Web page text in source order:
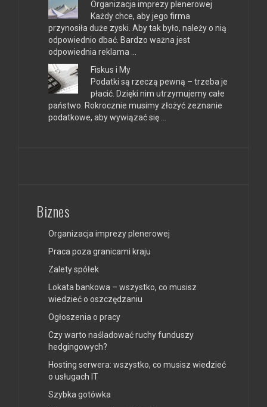
Organizacja imprezy plenerowej
Każdy chce, aby jego firma
przynosiła duże zyski. Aby tak było, należy o nią
odpowiednio dbać. Bardzo ważna jest
odpowiednia reklama …
Fiskus i My
Podatki są rzeczą pewną – trzeba je
płacić. Dzięki nim utrzymujemy całe
państwo. Rokrocznie musimy złożyć zeznanie
podatkowe, aby wywiązać się …
Biznes
Organizacja imprezy plenerowej
Praca poza granicami kraju
Zalety spółek
Lokata bankowa – wszystko, co musisz
wiedzieć o oszczędzaniu
Ogłoszenia o pracy
Czy warto naśladować ruchy funduszy
hedgingowych?
Hosting serwera: wszystko, co musisz wiedzieć
o usługach IT
Szybka gotówka